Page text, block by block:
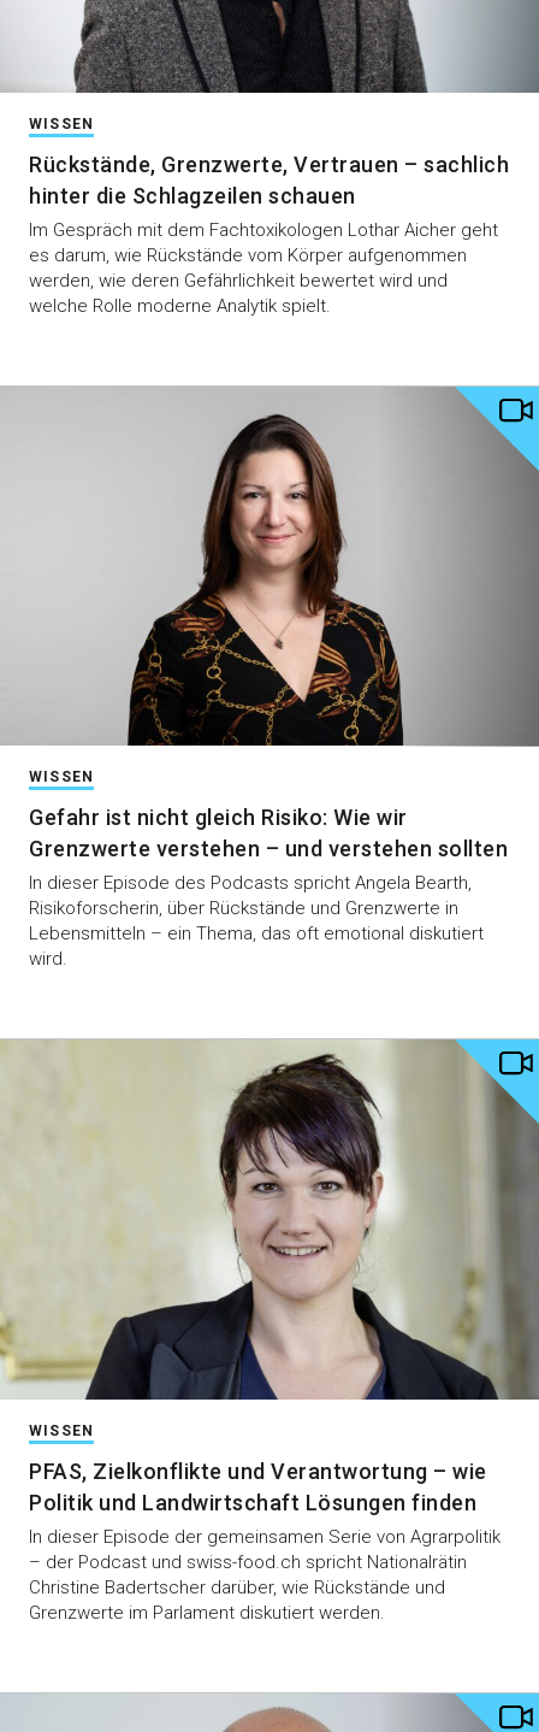
WISSEN
Rückstände, Grenzwerte, Vertrauen – sachlich
hinter die Schlagzeilen schauen
Im Gespräch mit dem Fachtoxikologen Lothar Aicher geht
es darum, wie Rückstände vom Körper aufgenommen
werden, wie deren Gefährlichkeit bewertet wird und
welche Rolle moderne Analytik spielt.
WISSEN
Gefahr ist nicht gleich Risiko: Wie wir
Grenzwerte verstehen – und verstehen sollten
In dieser Episode des Podcasts spricht Angela Bearth,
Risikoforscherin, über Rückstände und Grenzwerte in
Lebensmitteln – ein Thema, das oft emotional diskutiert
wird.
WISSEN
PFAS, Zielkonflikte und Verantwortung – wie
Politik und Landwirtschaft Lösungen finden
In dieser Episode der gemeinsamen Serie von Agrarpolitik
– der Podcast und swiss-food.ch spricht Nationalrätin
Christine Badertscher darüber, wie Rückstände und
Grenzwerte im Parlament diskutiert werden.